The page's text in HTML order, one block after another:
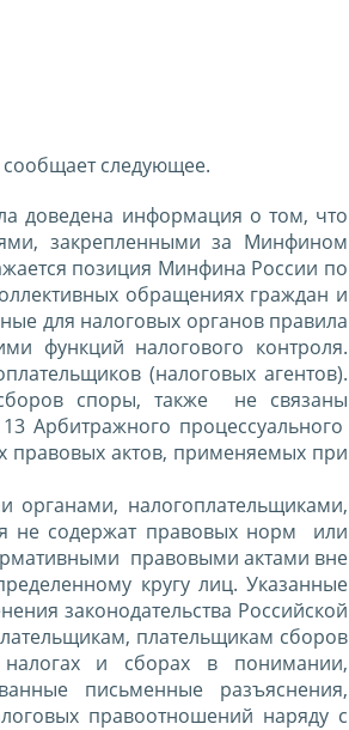
следующее.
доведена информация о том, что
закрепленными за Минфином
позиция Минфина России по
обращениях граждан и
для налоговых органов правила
функций налогового контроля.
(налоговых агентов).
споры, также не связаны
Арбитражного процессуального
правовых актов, применяемых при
налогоплательщиками,
не содержат правовых норм или
правовыми актами вне
кругу лиц. Указанные
законодательства Российской
плательщикам сборов
налогах и сборах в понимании,
письменные разъяснения,
правоотношений наряду с